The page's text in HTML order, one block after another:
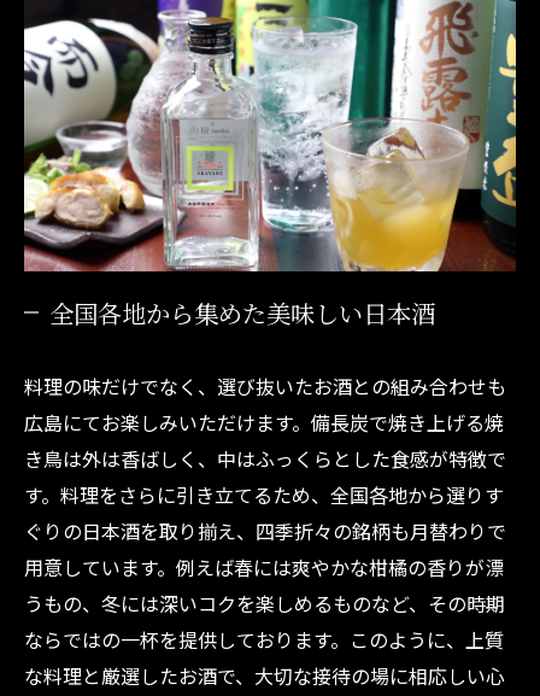
全国各地から集めた美味しい日本酒
料理の味だけでなく、選び抜いたお酒との組み合わせも
広島にてお楽しみいただけます。備長炭で焼き上げる焼
き鳥は外は香ばしく、中はふっくらとした食感が特徴で
す。料理をさらに引き立てるため、全国各地から選りす
ぐりの日本酒を取り揃え、四季折々の銘柄も月替わりで
用意しています。例えば春には爽やかな柑橘の香りが漂
うもの、冬には深いコクを楽しめるものなど、その時期
ならではの一杯を提供しております。このように、上質
な料理と厳選したお酒で、大切な接待の場に相応しい心